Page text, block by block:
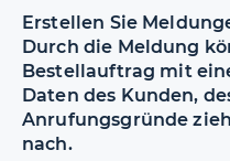
Erstellen Sie
Durch die Meldung
Bestellauftrag mit
Daten des Kunden,
Anrufungsgründe
nach.